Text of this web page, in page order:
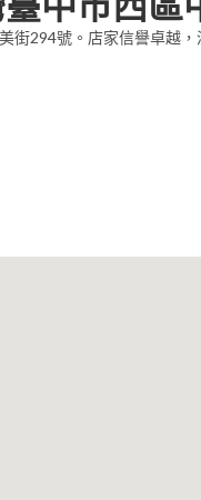
街294號。店家信譽卓越